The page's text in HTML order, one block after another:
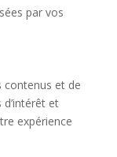
par vos
contenus et de
et
expérience